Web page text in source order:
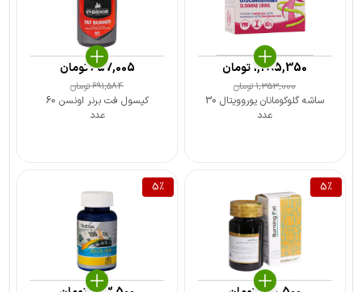
ساشه گلوکومانان یوروویتال 30
عدد
1,353,000تومان
1,285,350تومان
کپسول فت برنر اونسن 60
عدد
691,584تومان
657,005تومان
5%
5%